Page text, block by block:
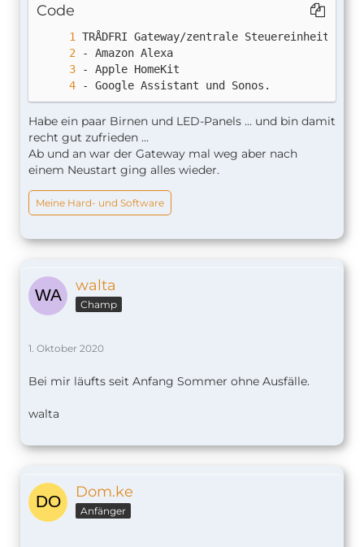
Code
- Google Assistant und Sonos.
Habe ein paar Birnen und LED-Panels ... und bin damit
recht gut zufrieden ...
Ab und an war der Gateway mal weg aber nach
einem Neustart ging alles wieder.
Meine Hard- und Software
walta
Champ
1. Oktober 2020
Bei mir läufts seit Anfang Sommer ohne Ausfälle.
walta
Dom.ke
Anfänger